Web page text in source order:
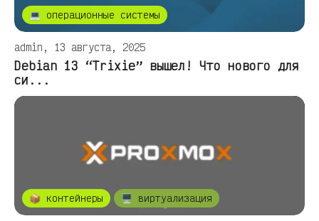
💻 операционные системы
admin, 13 августа, 2025
Debian 13 “Trixie” вышел! Что нового для
си...
📦 контейнеры 🖥️ виртуализация